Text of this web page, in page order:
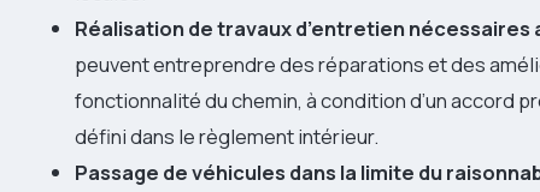
Réalisation de travaux d’entretien
peuvent entreprendre des réparations et des
fonctionnalité du chemin, à condition d’un accord
défini dans le règlement intérieur.
Passage de véhicules dans la limite du